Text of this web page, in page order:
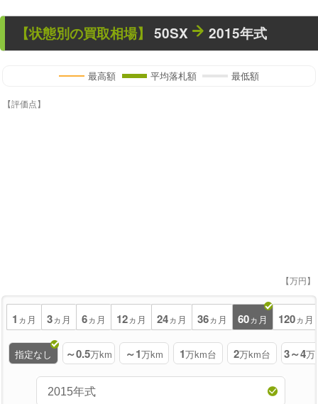
【状態別の買取相場】 50SX 2015年式
最高額 平均落札額 最低額
【評価点】
【万円】
1 ヵ月 3ヵ月 6ヵ月 12ヵ月 24ヵ月 36ヵ月 60ヵ月 120ヵ月
指定なし ～0.5万km ～1万km 1万km台 2万km台 3～4万